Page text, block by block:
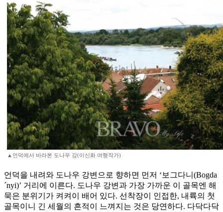
▲언덕에서 바라본 도나우 강(이신화 여행작가)
언덕을 내려와 도나우 강변으로 향하면 먼저 ‘보그다니(Bogda
´nyi)’ 거리에 이른다. 도나우 강변과 가장 가까운 이 골목엔 해
묵은 분위기가 켜켜이 배어 있다. 선착장이 인접한, 내륙의 첫
골목이니 긴 세월의 흔적이 느껴지는 것은 당연하다. 다닥다닥